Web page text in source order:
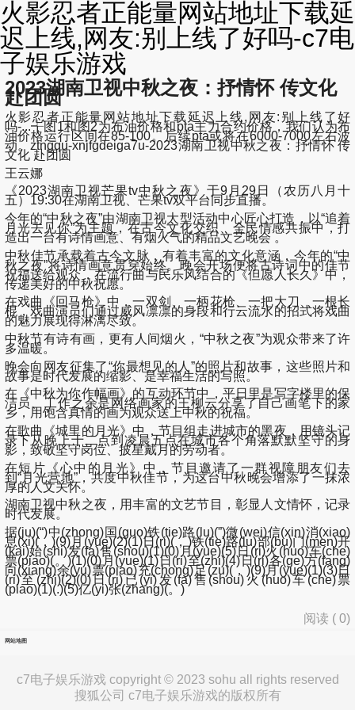
火影忍者正能量网站地址下载延
迟上线,网友:别上线了好吗-c7电
子娱乐游戏
2023湖南卫视中秋之夜：抒情怀 传文化
赴团圆
火影忍者正能量网站地址下载延迟上线,网友:别上线了好
吗-...╅图1和图2为布油价格和pta主力合约价格，我们认为布
油价格运行区间在85-100。后续pta或将在6000-7000左右波
动。ztngqu-xnjfgdeiga7u-2023湖南卫视中秋之夜：抒情怀 传
文化 赴团圆
王云娜
《2023湖南卫视芒果tv中秋之夜》于9月29日（农历八月十
五）19:30在湖南卫视、芒果tv双平台同步直播。
今年的“中秋之夜”由湖南卫视大型活动中心匠心打造，以“追着
月光去见你”为主题，在古今文化交织、全民情感共振中，打
造出一台有诗情画意、有烟火气的精品文艺晚会 。
中秋佳节承载着古今文脉，有着丰富的文化意涵，今年的“中
秋之夜”将诗情画意贯穿始终。晚会开场便将古诗词中的佳节
祝福送给观众，在流行曲与民乐风结合的《但愿人长久》中，
传递美好的中秋祝愿。
在戏曲《回马枪》中，一双剑、一柄花枪、一把大刀、一根长
棍，戏曲演员们通过威风凛凛的身段和行云流水的招式将戏曲
的魅力展现得淋漓尽致。
中秋节有诗有画，更有人间烟火，“中秋之夜”为观众带来了许
多温暖。
晚会向网友征集了“你最想见的人”的照片和故事，这些照片和
故事是时代发展的缩影、是幸福生活的写照。
在《中秋为你作幅画》的互动环节中，平日里是写字楼里的保
洁员、工作之余是网络画家的王柳云分享了自己画笔下的家
乡，用饱含真情的画为观众送上中秋的祝福。
在歌曲《城里的月光》中，节目组走进城市的黑夜，用镜头记
录下从晚上十二点到凌晨五点在城市各个角落默默坚守的身
影，致敬坚守岗位、披星戴月的劳动者。
在短片《心中的月光》中，节目邀请了一群视障朋友们去
到“月光营地”，共度中秋佳节，为这台中秋晚会增添了一抹浓
厚的人文关怀。
湖南卫视中秋之夜，用丰富的文艺节目，彰显人文情怀，记录
时代发展。
据(ju)(“)中(zhong)国(guo)铁(tie)路(lu)(”)微(wei)信(xin)消(xiao)
息(xi)(，)(9)月(yue)(2)(1)日(ri)(，)铁(tie)路(lu)部(bu)门(men)开
(kai)始(shi)发(fa)售(shou)(1)(0)月(yue)(5)日(ri)火(huo)车(che)
票(piao)(。)(1)(0)月(yue)(1)日(ri)至(zhi)(4)日(ri)各(ge)方(fang)
向(xiang)余(yu)票(piao)充(chong)足(zu)(，)(9)月(yue)(1)(3)日
(ri)至(zhi)(2)(0)日(ri)已(yi)发(fa)售(shou)火(huo)车(che)票
(piao)(1)(.)(5)亿(yi)张(zhang)(。)
阅读 (0)
网站地图
c7电子娱乐游戏 copyright © 2023 sohu all rights reserved
搜狐公司 c7电子娱乐游戏的版权所有